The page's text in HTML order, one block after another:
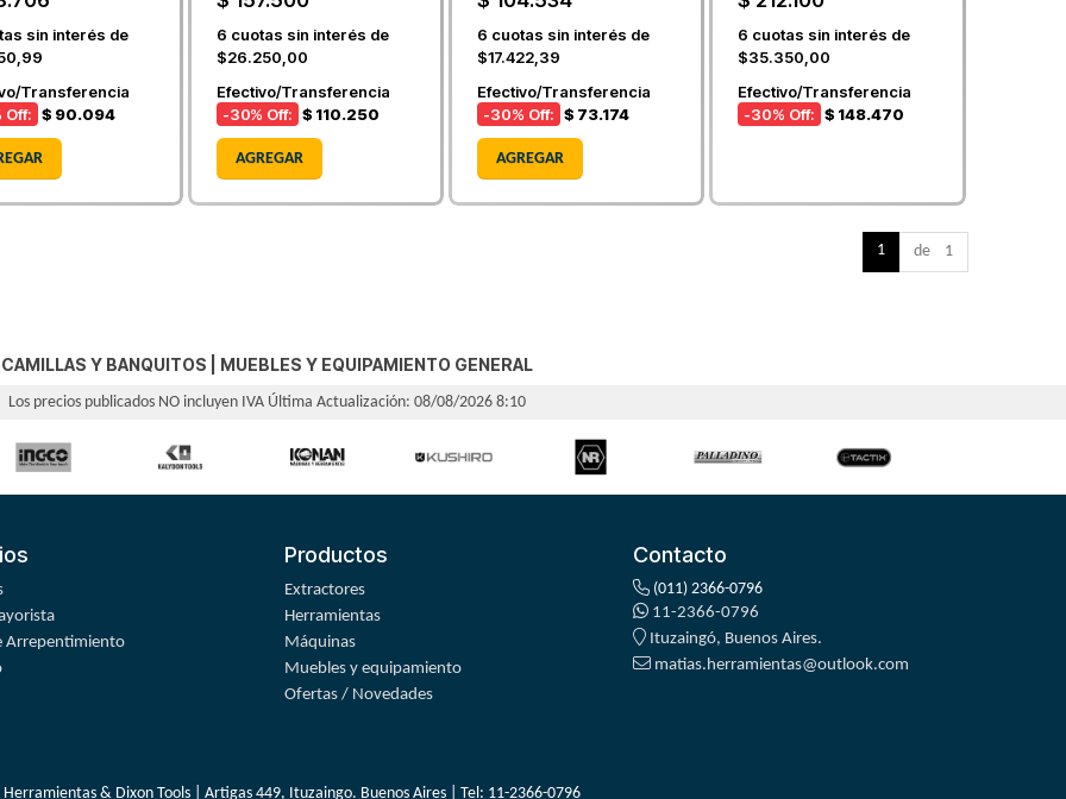
sin interés de
Transferencia
Off: $ 90.094
6 cuotas sin interés de
$26.250,00
Efectivo/Transferencia
-30% Off: $ 110.250
AGREGAR
6 cuotas sin interés de
$17.422,39
Efectivo/Transferencia
-30% Off: $ 73.174
AGREGAR
6 cuotas sin interés de
$35.350,00
Efectivo/Transferencia
-30% Off: $ 148.470
1 de 1
CAMILLAS Y BANQUITOS MUEBLES Y EQUIPAMIENTO GENERAL
Los precios publicados NO incluyen IVA Última Actualización: 08/08/2026 8:10
Arrepentimiento
Productos
Extractores
Herramientas
Máquinas
Muebles y equipamiento
Ofertas / Novedades
Contacto
(011) 2366-0796
11-2366-0796
Ituzaingó, Buenos Aires.
matias.herramientas@outlook.com
Herramientas & Dixon Tools | Artigas 449, Ituzaingo. Buenos Aires | Tel: 11-2366-0796